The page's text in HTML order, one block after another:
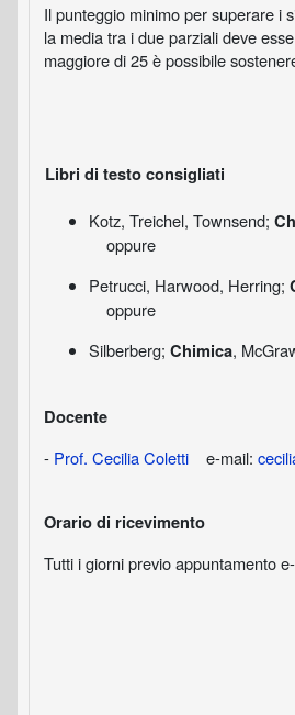
Il punteggio minimo per superare i
la media tra i due parziali deve
maggiore di 25 è possibile
Libri di testo consigliati
Kotz, Treichel, Townsend;
oppure
Petrucci, Harwood, Herring;
oppure
Silberberg; Chimica,
Docente
- Prof. Cecilia Coletti e-mail:
Orario di ricevimento
Tutti i giorni previo appuntamento